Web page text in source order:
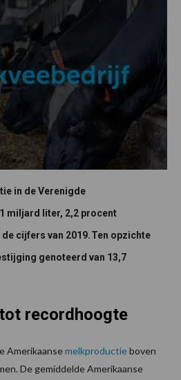
in de Verenigde
miljard liter, 2,2 procent
cijfers van 2019. Ten opzichte
genoteerd van 13,7
recordhoogte
Amerikaansemelkproductieboven
De gemiddelde Amerikaanse